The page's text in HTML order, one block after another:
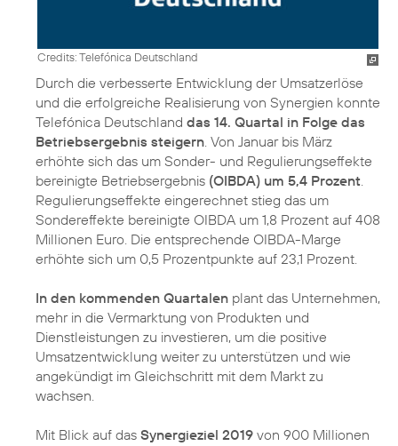
Credits: Telefónica Deutschland
Durch die verbesserte Entwicklung der Umsatzerlöse
und die erfolgreiche Realisierung von Synergien konnte
Telefónica Deutschland das 14. Quartal in Folge das
Betriebsergebnis steigern. Von Januar bis März
erhöhte sich das um Sonder- und Regulierungseffekte
bereinigte Betriebsergebnis (OIBDA) um 5,4 Prozent.
Regulierungseffekte eingerechnet stieg das um
Sondereffekte bereinigte OIBDA um 1,8 Prozent auf 408
Millionen Euro. Die entsprechende OIBDA-Marge
erhöhte sich um 0,5 Prozentpunkte auf 23,1 Prozent.
In den kommenden Quartalen plant das Unternehmen,
mehr in die Vermarktung von Produkten und
Dienstleistungen zu investieren, um die positive
Umsatzentwicklung weiter zu unterstützen und wie
angekündigt im Gleichschritt mit dem Markt zu
wachsen.
Mit Blick auf das Synergieziel 2019 von 900 Millionen